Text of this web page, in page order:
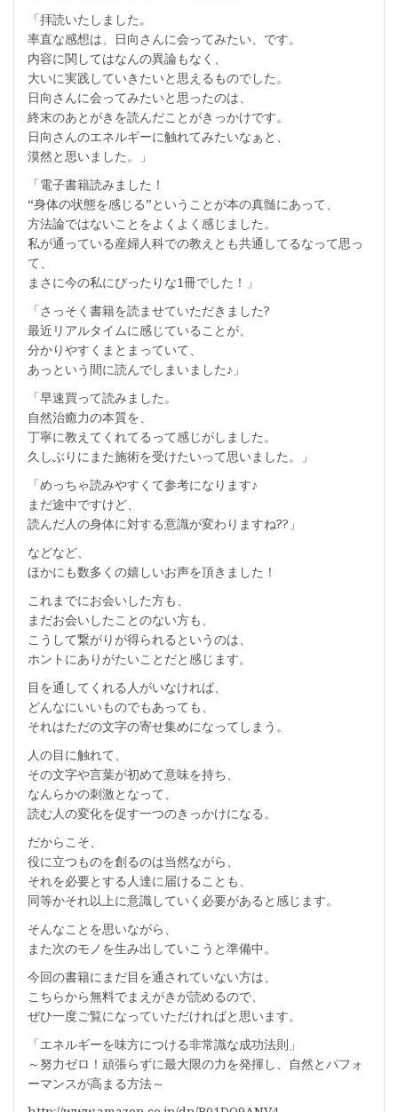
「拝読いたしました。
率直な感想は、日向さんに会ってみたい、です。
内容に関してはなんの異論もなく、
大いに実践していきたいと思えるものでした。
日向さんに会ってみたいと思ったのは、
終末のあとがきを読んだことがきっかけです。
日向さんのエネルギーに触れてみたいなぁと、
漠然と思いました。」
「電子書籍読みました！
“身体の状態を感じる”ということが本の真髄にあって、
方法論ではないことをよくよく感じました。
私が通っている産婦人科での教えとも共通してるなって思っ
て、
まさに今の私にぴったりな1冊でした！」
「さっそく書籍を読ませていただきました?
最近リアルタイムに感じていることが、
分かりやすくまとまっていて、
あっという間に読んでしまいました♪」
「早速買って読みました。
自然治癒力の本質を、
丁寧に教えてくれてるって感じがしました。
久しぶりにまた施術を受けたいって思いました。」
「めっちゃ読みやすくて参考になります♪
まだ途中ですけど、
読んだ人の身体に対する意識が変わりますね??」
などなど、
ほかにも数多くの嬉しいお声を頂きました！
これまでにお会いした方も、
まだお会いしたことのない方も、
こうして繋がりが得られるというのは、
ホントにありがたいことだと感じます。
目を通してくれる人がいなければ、
どんなにいいものでもあっても、
それはただの文字の寄せ集めになってしまう。
人の目に触れて、
その文字や言葉が初めて意味を持ち、
なんらかの刺激となって、
読む人の変化を促す一つのきっかけになる。
だからこそ、
役に立つものを創るのは当然ながら、
それを必要とする人達に届けることも、
同等かそれ以上に意識していく必要があると感じます。
そんなことを思いながら、
また次のモノを生み出していこうと準備中。
今回の書籍にまだ目を通されていない方は、
こちらから無料でまえがきが読めるので、
ぜひ一度ご覧になっていただければと思います。
「エネルギーを味方につける非常識な成功法則」
～努力ゼロ！頑張らずに最大限の力を発揮し、自然とパフォ
ーマンスが高まる方法～